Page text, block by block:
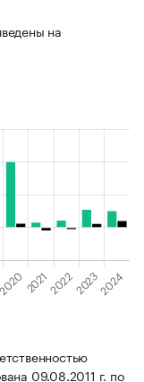
на
09.08.2011 г. по